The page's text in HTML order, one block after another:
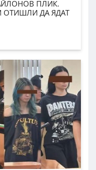
ПЛИК.
ОТИШЛИ ДА ЯДАТ